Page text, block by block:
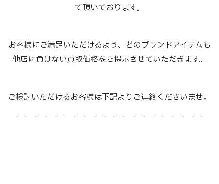
て頂いております。
お客様にご満足いただけるよう、どのブランドアイテムも
他店に負けない買取価格をご提示させていただきます。
ご検討いただけるお客様は下記よりご連絡くださいませ。
- - - - - - - - - - - - - - - - - - - -